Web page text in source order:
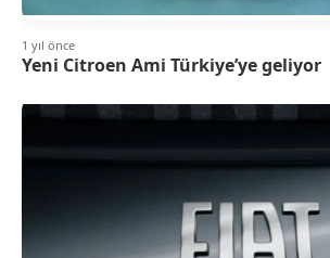
1 yıl önce
Yeni Citroen Ami Türkiye’ye geliyor